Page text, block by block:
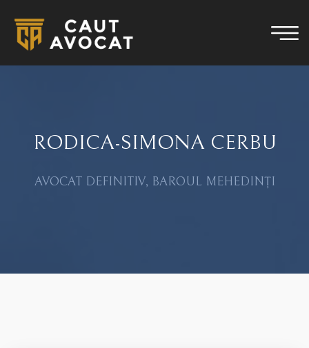
RODICA-SIMONA CERBU
AVOCAT DEFINITIV, BAROUL MEHEDINȚI